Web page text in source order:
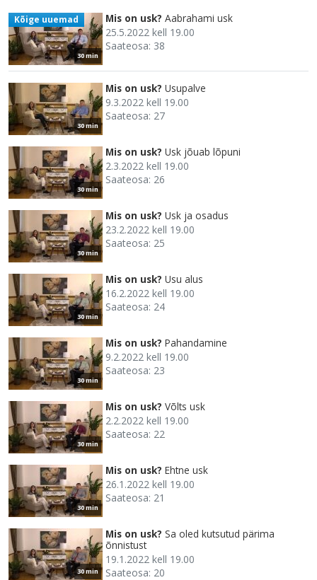
30 min
Kõige uuemad Mis on usk? Aabrahami usk
25.5.2022 kell 19.00
Saateosa: 38
30 min
Mis on usk? Usupalve
9.3.2022 kell 19.00
Saateosa: 27
30 min
Mis on usk? Usk jõuab lõpuni
2.3.2022 kell 19.00
Saateosa: 26
30 min
Mis on usk? Usk ja osadus
23.2.2022 kell 19.00
Saateosa: 25
30 min
Mis on usk? Usu alus
16.2.2022 kell 19.00
Saateosa: 24
30 min
Mis on usk? Pahandamine
9.2.2022 kell 19.00
Saateosa: 23
30 min
Mis on usk? Võlts usk
2.2.2022 kell 19.00
Saateosa: 22
30 min
Mis on usk? Ehtne usk
26.1.2022 kell 19.00
Saateosa: 21
30 min
Mis on usk? Sa oled kutsutud pärima
õnnistust
19.1.2022 kell 19.00
Saateosa: 20